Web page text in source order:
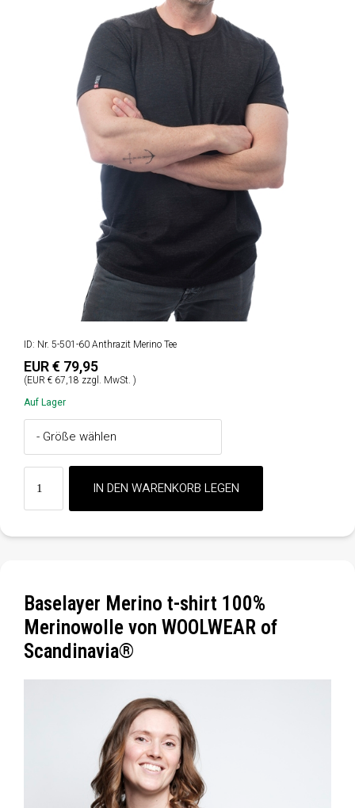
ID: Nr. 5-501-60 Anthrazit Merino Tee
EUR € 79,95
(EUR € 67,18 zzgl. MwSt. )
Auf Lager
Baselayer Merino t-shirt 100%
Merinowolle von WOOLWEAR of
Scandinavia®